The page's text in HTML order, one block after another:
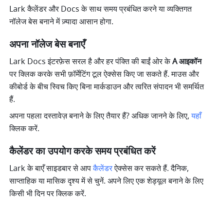
Lark कैलेंडर और Docs के साथ समय प्रबंधित करने या व्यक्तिगत
नॉलेज बेस बनाने में ज़्यादा आसान होगा.
अपना नॉलेज बेस बनाएँ
Lark Docs इंटरफ़ेस सरल है और हर पंक्ति की बाईं ओर के A आइकॉन
पर क्लिक करके सभी फ़ॉर्मेटिंग टूल ऐक्सेस किए जा सकते हैं. माउस और
कीबोर्ड के बीच स्विच किए बिना मार्कडाउन और त्वरित संपादन भी समर्थित
हैं.
अपना पहला दस्तावेज़ बनाने के लिए तैयार हैं? अधिक जानने के लिए, यहाँ
क्लिक करें.
कैलेंडर का उपयोग करके समय प्रबंधित करें
Lark के बाएँ साइडबार से आप कैलेंडर ऐक्सेस कर सकते हैं. दैनिक,
साप्ताहिक या मासिक दृश्य में से चुनें. अपने लिए एक शेड्यूल बनाने के लिए
किसी भी दिन पर क्लिक करें.